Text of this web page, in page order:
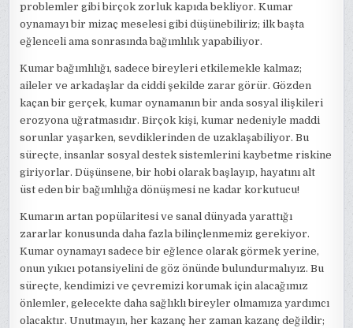
problemler gibi birçok zorluk kapıda bekliyor. Kumar
oynamayı bir mizaç meselesi gibi düşünebiliriz; ilk başta
eğlenceli ama sonrasında bağımlılık yapabiliyor.
Kumar bağımlılığı, sadece bireyleri etkilemekle kalmaz;
aileler ve arkadaşlar da ciddi şekilde zarar görür. Gözden
kaçan bir gerçek, kumar oynamanın bir anda sosyal ilişkileri
erozyona uğratmasıdır. Birçok kişi, kumar nedeniyle maddi
sorunlar yaşarken, sevdiklerinden de uzaklaşabiliyor. Bu
süreçte, insanlar sosyal destek sistemlerini kaybetme riskine
giriyorlar. Düşünsene, bir hobi olarak başlayıp, hayatını alt
üst eden bir bağımlılığa dönüşmesi ne kadar korkutucu!
Kumarın artan popülaritesi ve sanal dünyada yarattığı
zararlar konusunda daha fazla bilinçlenmemiz gerekiyor.
Kumar oynamayı sadece bir eğlence olarak görmek yerine,
onun yıkıcı potansiyelini de göz önünde bulundurmalıyız. Bu
süreçte, kendimizi ve çevremizi korumak için alacağımız
önlemler, gelecekte daha sağlıklı bireyler olmamıza yardımcı
olacaktır. Unutmayın, her kazanç her zaman kazanç değildir;